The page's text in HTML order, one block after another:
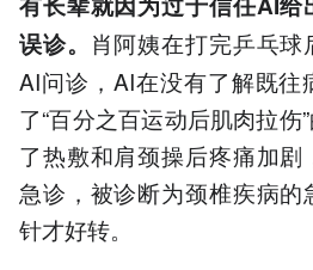
误诊。 肖阿姨在打完乒乓
AI问诊，AI在没有了解既往
了“百分之百运动后肌肉拉伤
了热敷和肩颈操后疼痛加
急诊，被诊断为颈椎疾病
针才好转。